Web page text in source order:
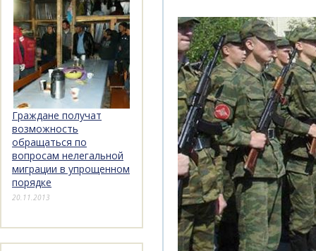
Граждане получат
возможность
обращаться по
вопросам нелегальной
миграции в упрощенном
порядке
20.11.2013